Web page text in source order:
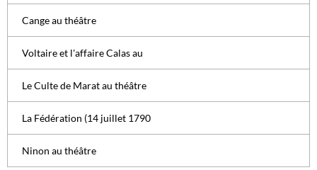
Cange au théâtre
Voltaire et l'affaire Calas au
Le Culte de Marat au théâtre
La Fédération (14 juillet 1790
Ninon au théâtre